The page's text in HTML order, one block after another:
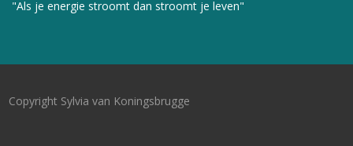
"Als je energie stroomt dan stroomt je leven"
Copyright Sylvia van Koningsbrugge